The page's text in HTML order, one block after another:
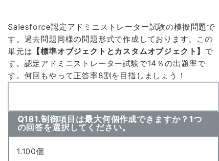
Salesforce認定アドミニストレーター試験の模擬問題で
す。過去問題同様の問題形式で作成しております。この
単元は 【標準オブジェクトとカスタムオブジェクト】 で
す。認定アドミニストレーター試験で14％の出題率で
す。何回もやって正答率8割を目指しましょう！
Q181.制御項目は最大何個作成できますか？1つ
の回答を選択してください。
1.100個